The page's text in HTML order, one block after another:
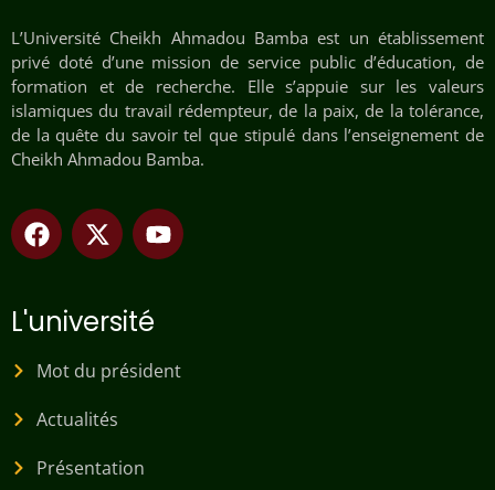
L’Université Cheikh Ahmadou Bamba est un établissement
privé doté d’une mission de service public d’éducation, de
formation et de recherche. Elle s’appuie sur les valeurs
islamiques du travail rédempteur, de la paix, de la tolérance,
de la quête du savoir tel que stipulé dans l’enseignement de
Cheikh Ahmadou Bamba.
L'université
Mot du président
Actualités
Présentation